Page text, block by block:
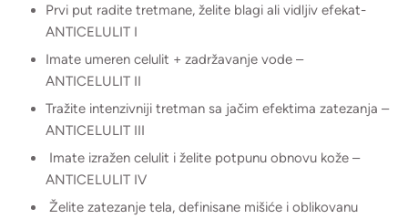
Prvi put radite tretmane, želite blagi ali vidljiv efekat-
ANTICELULIT I
Imate umeren celulit + zadržavanje vode –
ANTICELULIT II
Tražite intenzivniji tretman sa jačim efektima zatezanja –
ANTICELULIT III
Imate izražen celulit i želite potpunu obnovu kože –
ANTICELULIT IV
Želite zatezanje tela, definisane mišiće i oblikovanu